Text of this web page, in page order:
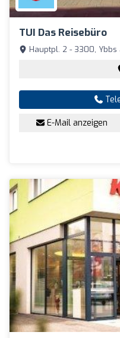
TUI Das Reisebüro
Hauptpl. 2 - 3300, Ybbs
E-Mail anzeigen